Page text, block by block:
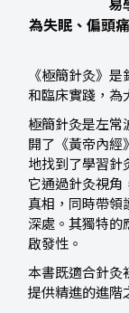
易
為失眠、偏頭
《極簡針灸》
和臨床實踐，為
極簡針灸是左常
開了《黃帝內經
地找到了學習
它通過針灸視角
真相，同時帶領
深處。其獨特的
啟發性。
本書既適合針灸
提供精進的進階